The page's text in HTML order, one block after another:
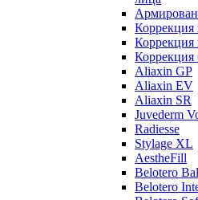
Коррекция
Коррекция
Коррекция
Aliaxin GP
Aliaxin EV
Aliaxin SR
Juvederm
Radiesse
Stylage XL
AestheFill
Belotero
Belotero